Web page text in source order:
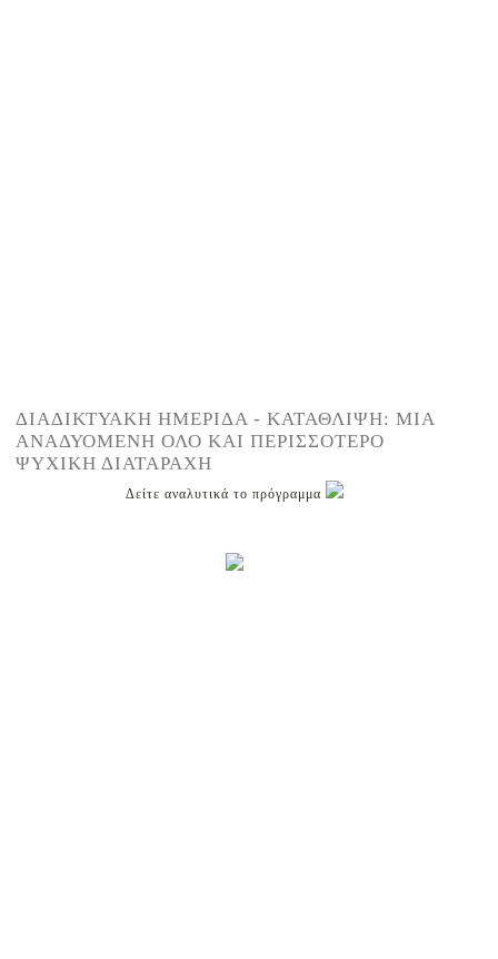
ΔΙΑΔΙΚΤΥΑΚΗ ΗΜΕΡΙΔΑ - ΚΑΤΑΘΛΙΨΗ: ΜΙΑ
ΑΝΑΔΥΟΜΕΝΗ ΟΛΟ ΚΑΙ ΠΕΡΙΣΣΟΤΕΡΟ
ΨΥΧΙΚΗ ΔΙΑΤΑΡΑΧΗ
Δείτε αναλυτικά το πρόγραμμα